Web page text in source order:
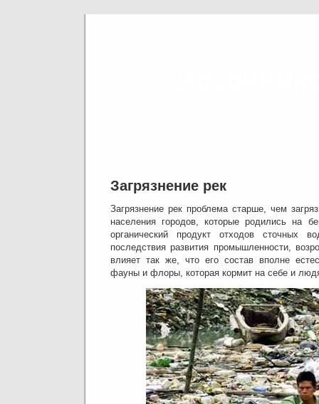
Загрязнение рек
Загрязнение рек проблема старше, чем
населения городов, которые родились на
органический продукт отходов сточных
последствия развития промышленности,
влияет так же, что его состав вполне
фауны и флоры, которая кормит на себе и